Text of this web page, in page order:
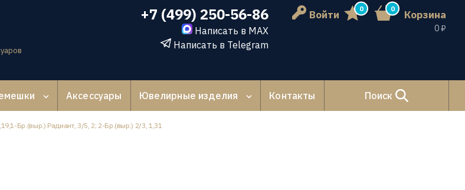
+7 (499) 250-56-86
Написать в MAX
Написать в Telegram
Войти 0 0 Корзина
0 ₽
Аксессуары Ювелирные изделия Контакты Поиск
Бр.(выр.) Радиант, 3/5, 2; 2-Бр.(выр.) 2/3, 1,31